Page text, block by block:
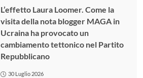
L’effetto Laura Loomer. Come la
visita della nota blogger MAGA in
Ucraina ha provocato un
cambiamento tettonico nel Partito
Repubblicano
30 Luglio 2026